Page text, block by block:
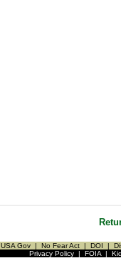
USA Gov | No Fear Act | DOI |
Privacy Policy| FOIA|